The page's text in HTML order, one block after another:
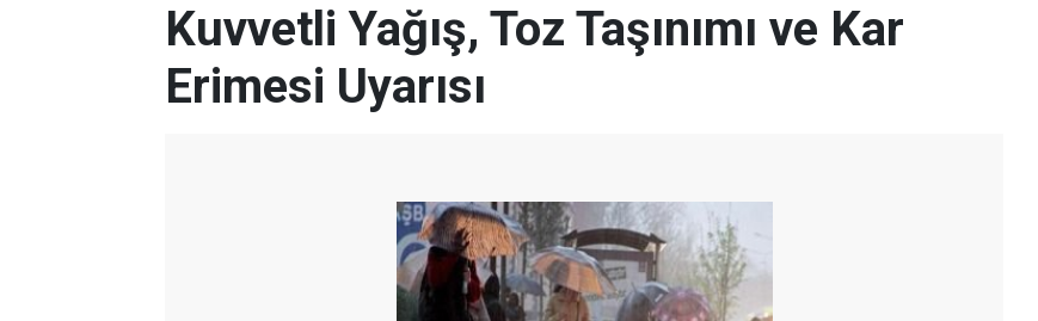
Kuvvetli Yağış, Toz Taşınımı ve Kar
Erimesi Uyarısı